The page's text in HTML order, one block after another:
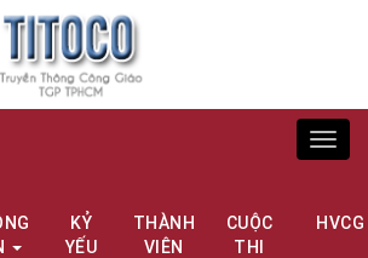
KỶ
YẾU
THÀNH
VIÊN
CUỘC
THI
HVCG